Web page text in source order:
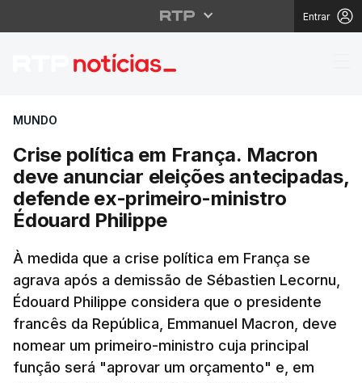
Entrar
Crise política em
MUNDO
Crise política em França. Macron
deve anunciar eleições antecipadas,
defende ex-primeiro-ministro
Édouard Philippe
À medida que a crise política em França se
agrava após a demissão de Sébastien Lecornu,
Édouard Philippe considera que o presidente
francês da República, Emmanuel Macron, deve
nomear um primeiro-ministro cuja principal
função será "aprovar um orçamento" e, em